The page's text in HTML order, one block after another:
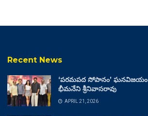
Recent News
‘పరమపద సోపానం’ ఘనవిజయం
భీమనేని శ్రీనివాసరావు
APRIL 21, 2026